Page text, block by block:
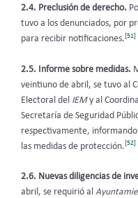
2.4. Preclusión de derecho.
tuvo a los denunciados, por
para recibir notificaciones.[51]
2.5. Informe sobre medidas.
veintiuno de abril, se tuvo al
Electoral del IEMy al
Secretaría de Seguridad
respectivamente,
las medidas de protección. [52]
2.6. Nuevas diligencias de
abril, se requirió al